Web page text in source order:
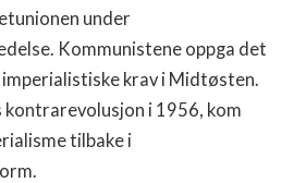
under
Kommunistene oppga det
krav i Midtøsten.
i 1956, kom
tilbake i